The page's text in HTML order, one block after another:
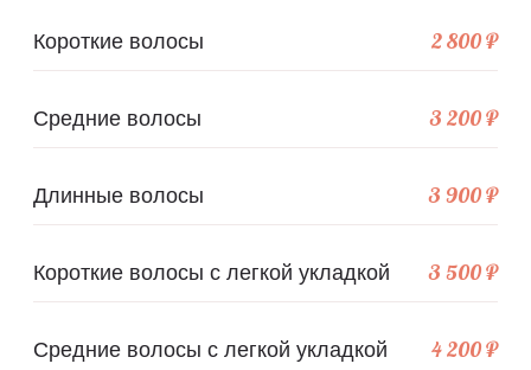
Короткие волосы 2 800 ₽
Средние волосы 3 200 ₽
Длинные волосы 3 900 ₽
Короткие волосы с легкой укладкой 3 500 ₽
Средние волосы с легкой укладкой 4 200 ₽